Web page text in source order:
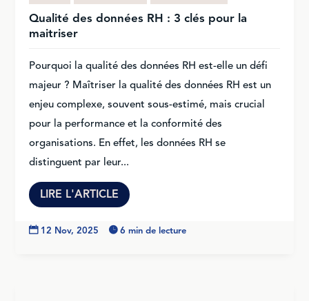
Qualité des données RH : 3 clés pour la
maitriser
Pourquoi la qualité des données RH est-elle un défi
majeur ? Maîtriser la qualité des données RH est un
enjeu complexe, souvent sous-estimé, mais crucial
pour la performance et la conformité des
organisations. En effet, les données RH se
distinguent par leur...
LIRE L'ARTICLE
 12 Nov, 2025  6 min de lecture